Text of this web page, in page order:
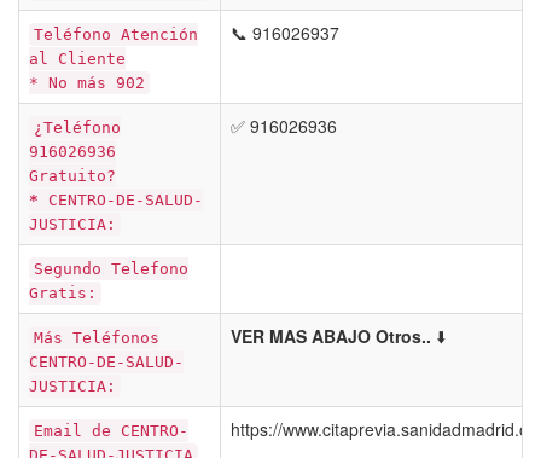
Teléfono Atención
al Cliente
* No más 902
📞 916026937
¿Teléfono
916026936
Gratuito?
* CENTRO-DE-SALUD-
JUSTICIA:
✅ 916026936
Segundo Telefono
Gratis:
Más Teléfonos
CENTRO-DE-SALUD-
JUSTICIA:
VER MAS ABAJO Otros.. ⬇️
Email de CENTRO-
https://